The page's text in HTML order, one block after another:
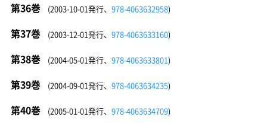
第36巻 (2003-10-01発行、 978-4063632958)
第37巻 (2003-12-01発行、 978-4063633160)
第38巻 (2004-05-01発行、 978-4063633801)
第39巻 (2004-09-01発行、 978-4063634235)
第40巻 (2005-01-01発行、 978-4063634709)